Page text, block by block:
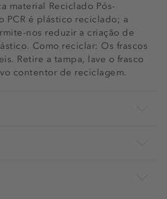
material Reciclado Pós-
PCR é plástico reciclado; a
nos reduzir a criação de
Como reciclar: Os frascos
Retire a tampa, lave o frasco
contentor de reciclagem.